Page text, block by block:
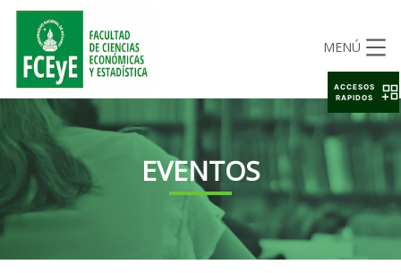
MENÚ
EVENTOS
ACCESOS
RAPIDOS